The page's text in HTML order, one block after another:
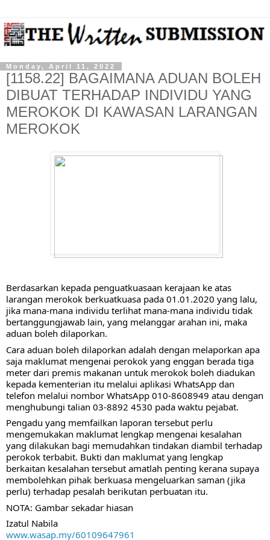
Monday, April 11, 2022
[1158.22] BAGAIMANA ADUAN BOLEH
DIBUAT TERHADAP INDIVIDU YANG
MEROKOK DI KAWASAN LARANGAN
MEROKOK
Berdasarkan kepada penguatkuasaan kerajaan ke atas
larangan merokok berkuatkuasa pada 01.01.2020 yang lalu,
jika mana-mana individu terlihat mana-mana individu tidak
bertanggungjawab lain, yang melanggar arahan ini, maka
aduan boleh dilaporkan.
Cara aduan boleh dilaporkan adalah dengan melaporkan apa
saja maklumat mengenai perokok yang enggan berada tiga
meter dari premis makanan untuk merokok boleh diadukan
kepada kementerian itu melalui aplikasi WhatsApp dan
telefon melalui nombor WhatsApp 010-8608949 atau dengan
menghubungi talian 03-8892 4530 pada waktu pejabat.
Pengadu yang memfailkan laporan tersebut perlu
mengemukakan maklumat lengkap mengenai kesalahan
yang dilakukan bagi memudahkan tindakan diambil terhadap
perokok terbabit. Bukti dan maklumat yang lengkap
berkaitan kesalahan tersebut amatlah penting kerana supaya
membolehkan pihak berkuasa mengeluarkan saman (jika
perlu) terhadap pesalah berikutan perbuatan itu.
NOTA: Gambar sekadar hiasan
Izatul Nabila
www.wasap.my/60109647961